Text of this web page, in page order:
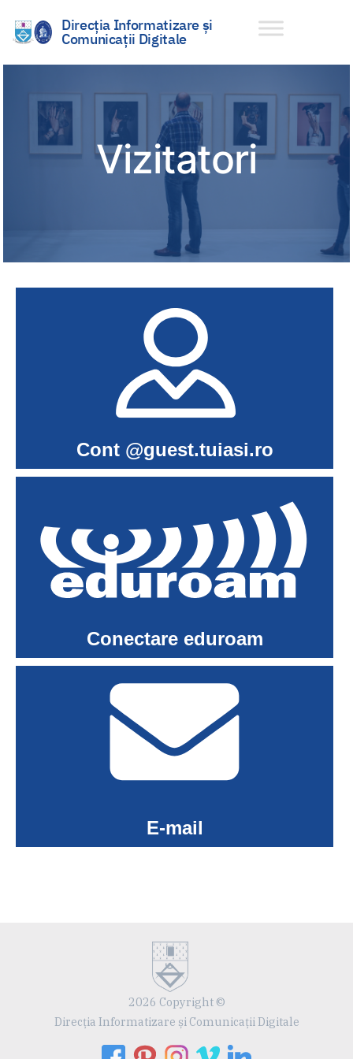
Sari
conținut
Direcția Informatizare și
Comunicații Digitale
Vizitatori
Cont @guest.tuiasi.ro
Conectare eduroam
E-mail
2026 Copyright ©
Direcția Informatizare și Comunicații Digitale